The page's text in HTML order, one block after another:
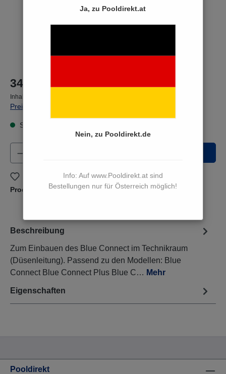
Ja, zu Pooldirekt.at
Nein, zu Pooldirekt.de
Info: Auf www.Pooldirekt.at sind
Bestellungen nur für Österreich möglich!
34,90 €*
Inhalt:
Preise inkl. MwSt. zzgl. Versandkosten
Sofort versandfertig, Lieferzeit 3 bis 5 Werktage
Produkt Anzahl: Gib den gewünschten
Zum Merkzettel hinzufügen
Produktnummer:14701594
Beschreibung
Zum Einbauen des Blue Connect im Technikraum
(Düsenleitung). Passend zu den Modellen: Blue
Connect Blue Connect Plus Blue C… Mehr
Eigenschaften
Pooldirekt